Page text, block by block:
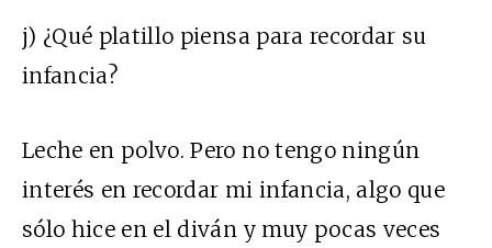
j) ¿Qué platillo piensa para recordar su
infancia?
Leche en polvo. Pero no tengo ningún
interés en recordar mi infancia, algo que
sólo hice en el diván y muy pocas veces